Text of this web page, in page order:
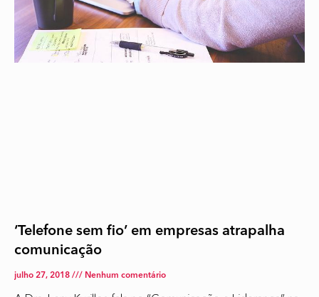
‘Telefone sem fio’ em empresas atrapalha
comunicação
julho 27, 2018 Nenhum comentário